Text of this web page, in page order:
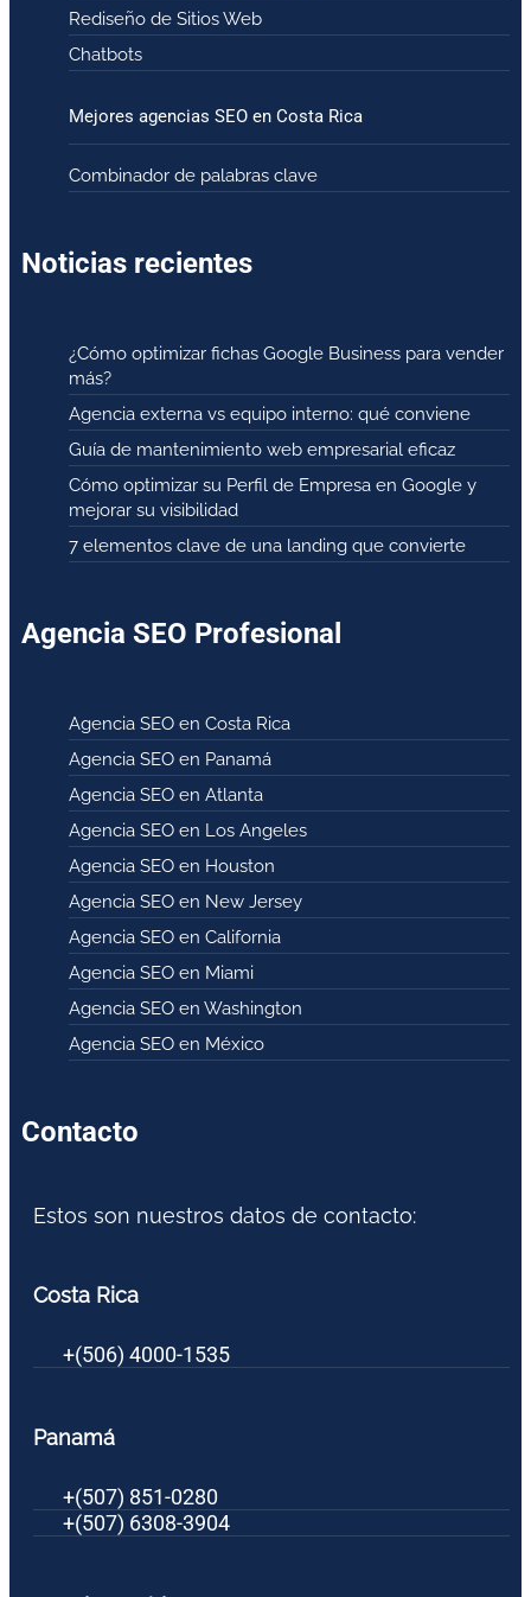
Rediseño de Sitios Web
Chatbots
Mejores agencias SEO en Costa Rica
Combinador de palabras clave
Noticias recientes
¿Cómo optimizar fichas Google Business para vender
más?
Agencia externa vs equipo interno: qué conviene
Guía de mantenimiento web empresarial eficaz
Cómo optimizar su Perfil de Empresa en Google y
mejorar su visibilidad
7 elementos clave de una landing que convierte
Agencia SEO Profesional
Agencia SEO en Costa Rica
Agencia SEO en Panamá
Agencia SEO en Atlanta
Agencia SEO en Los Angeles
Agencia SEO en Houston
Agencia SEO en New Jersey
Agencia SEO en California
Agencia SEO en Miami
Agencia SEO en Washington
Agencia SEO en México
Contacto
Estos son nuestros datos de contacto:
Costa Rica
+(506) 4000-1535
Panamá
+(507) 851-0280
+(507) 6308-3904